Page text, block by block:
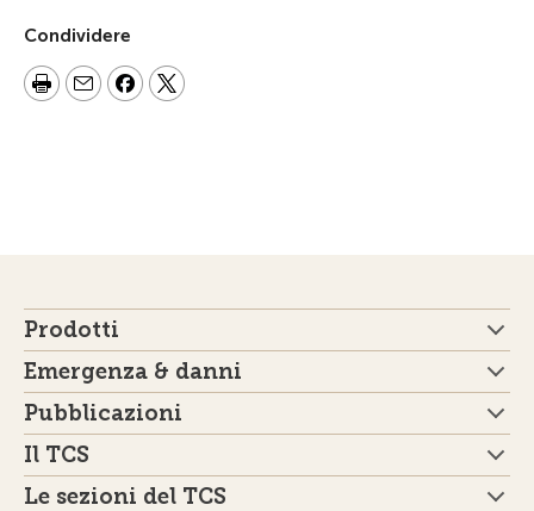
Condividere
Prodotti
Emergenza & danni
Pubblicazioni
Il TCS
Le sezioni del TCS